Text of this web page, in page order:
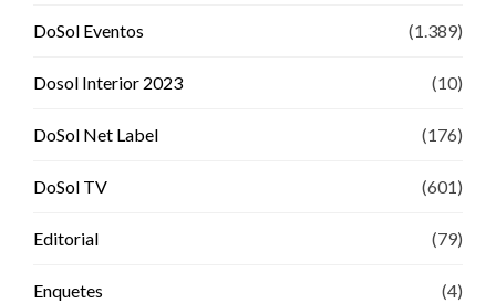
DoSol Eventos (1.389)
Dosol Interior 2023 (10)
DoSol Net Label (176)
DoSol TV (601)
Editorial (79)
Enquetes (4)